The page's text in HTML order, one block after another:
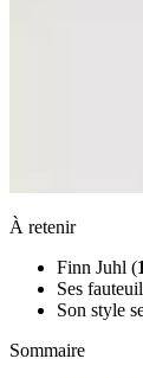
À retenir
Finn Juhl (
Ses
Son style
Sommaire